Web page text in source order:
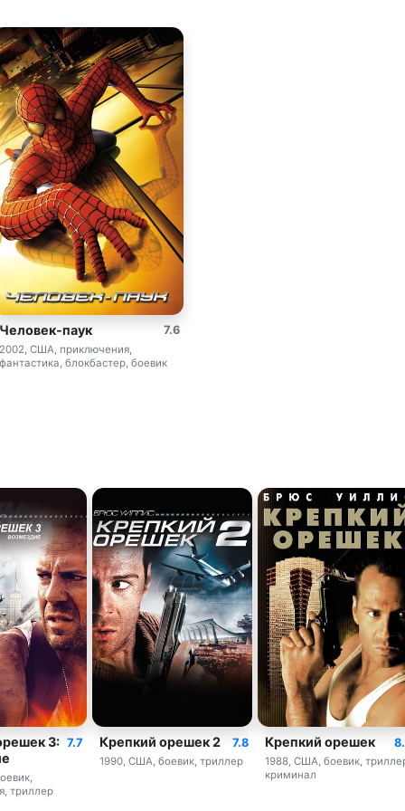
7.6
Человек-паук
2002, США, приключения,
фантастика, блокбастер, боевик
7.7
3:
триллер
7.8
Крепкий орешек 2
1990, США, боевик, триллер
Крепкий орешек
1988, США, боевик,
криминал